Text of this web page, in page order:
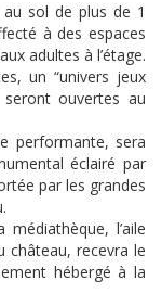
au sol de plus de 1
à des espaces
adultes à l’étage.
un “univers jeux
ouvertes au
performante, sera
éclairé par
par les grandes
l’aile
château, recevra le
hébergé à la